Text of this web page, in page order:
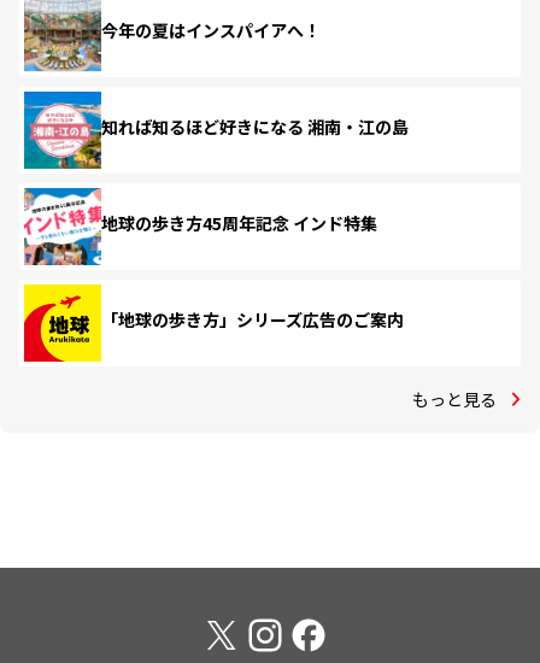
今年の夏はインスパイアへ！
知れば知るほど好きになる 湘南・江の島
地球の歩き方45周年記念 インド特集
「地球の歩き方」シリーズ広告のご案内
もっと見る